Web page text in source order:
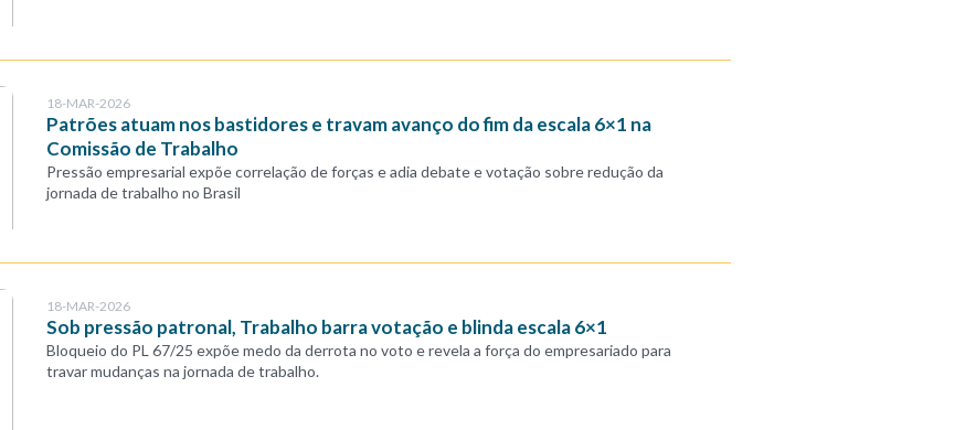
18-MAR-2026
Patrões atuam nos bastidores e travam avanço do fim da escala 6×1 na
Comissão de Trabalho
Pressão empresarial expõe correlação de forças e adia debate e votação sobre redução da
jornada de trabalho no Brasil
18-MAR-2026
Sob pressão patronal, Trabalho barra votação e blinda escala 6×1
Bloqueio do PL 67/25 expõe medo da derrota no voto e revela a força do empresariado para
travar mudanças na jornada de trabalho.